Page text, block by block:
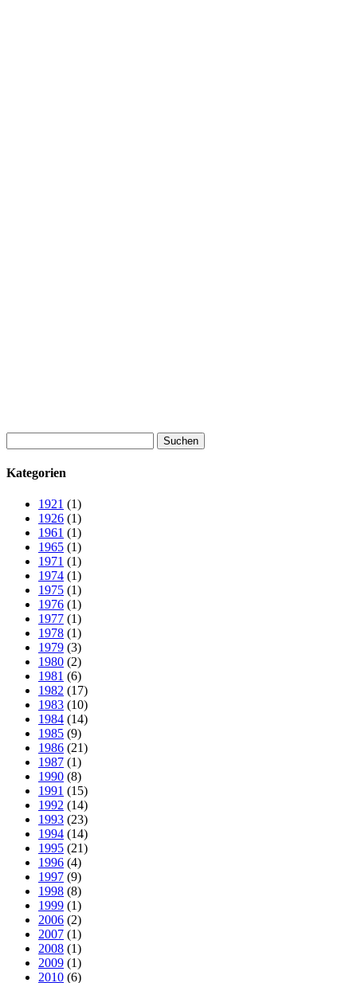
nach:
Kategorien
1921 (1)
1926 (1)
1961 (1)
1965 (1)
1971 (1)
1974 (1)
1975 (1)
1976 (1)
1977 (1)
1978 (1)
1979 (3)
1980 (2)
1981 (6)
1982 (17)
1983 (10)
1984 (14)
1985 (9)
1986 (21)
1987 (1)
1990 (8)
1991 (15)
1992 (14)
1993 (23)
1994 (14)
1995 (21)
1996 (4)
1997 (9)
1998 (8)
1999 (1)
2006 (2)
2007 (1)
2008 (1)
2009 (1)
2010 (6)